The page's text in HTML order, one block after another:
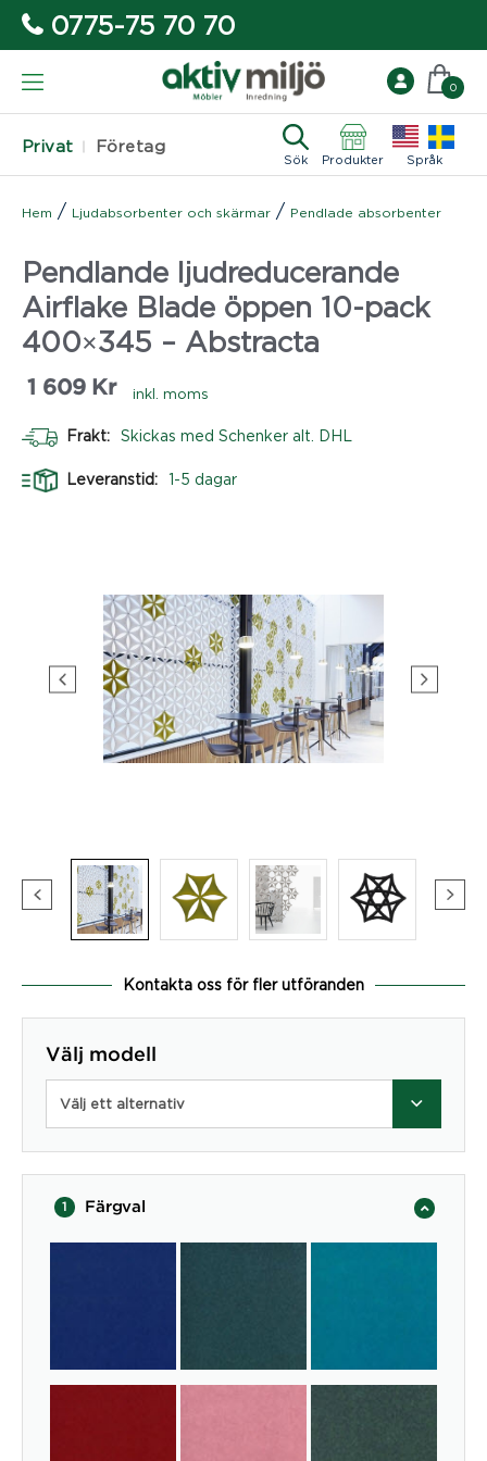
0775-75 70 70
Privat Företag
Sök Produkter Språk
0
Hem / Ljudabsorbenter och skärmar / Pendlade absorbenter
Pendlande ljudreducerande
Airflake Blade öppen 10-pack
400×345 – Abstracta
1 609 Kr inkl. moms
Frakt: Skickas med Schenker alt. DHL
Leveranstid: 1-5 dagar
Kontakta oss för fler utföranden
Välj modell
Välj ett alternativ
1 Färgval